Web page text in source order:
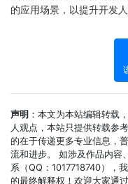
的应用场景，以提升开发人
声明 ：本文为本站编辑转载
人观点，本站只提供转载参
的在于传递更多专业信息，
流和进步。 如涉及作品内容
系（QQ：1017718740），
的最终解释权！欢迎大家通